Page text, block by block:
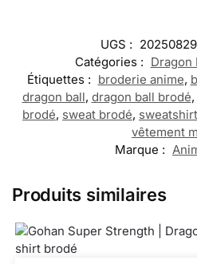
UGS :
Catégories : Dragon
Étiquettes : broderie anime,
dragon ball, dragon ball brodé,
brodé, sweat brodé,
vêtement
Marque :
Produits similaires